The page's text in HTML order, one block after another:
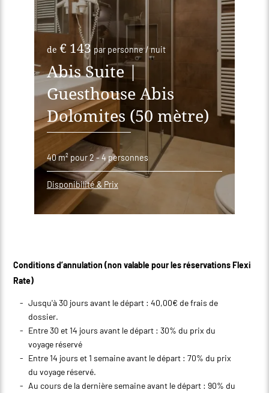
de € 143 par personne / nuit
Abis Suite |
Guesthouse Abis
Dolomites (50 mètre)
40 m² pour 2 - 4 personnes
Disponibilité & Prix
Conditions d’annulation (non valable pour les réservations Flexi
Rate)
Jusqu'à 30 jours avant le départ : 40,00€ de frais de
dossier.
Entre 30 et 14 jours avant le départ : 30% du prix du
voyage réservé
Entre 14 jours et 1 semaine avant le départ : 70% du prix
du voyage réservé.
Au cours de la dernière semaine avant le départ : 90% du